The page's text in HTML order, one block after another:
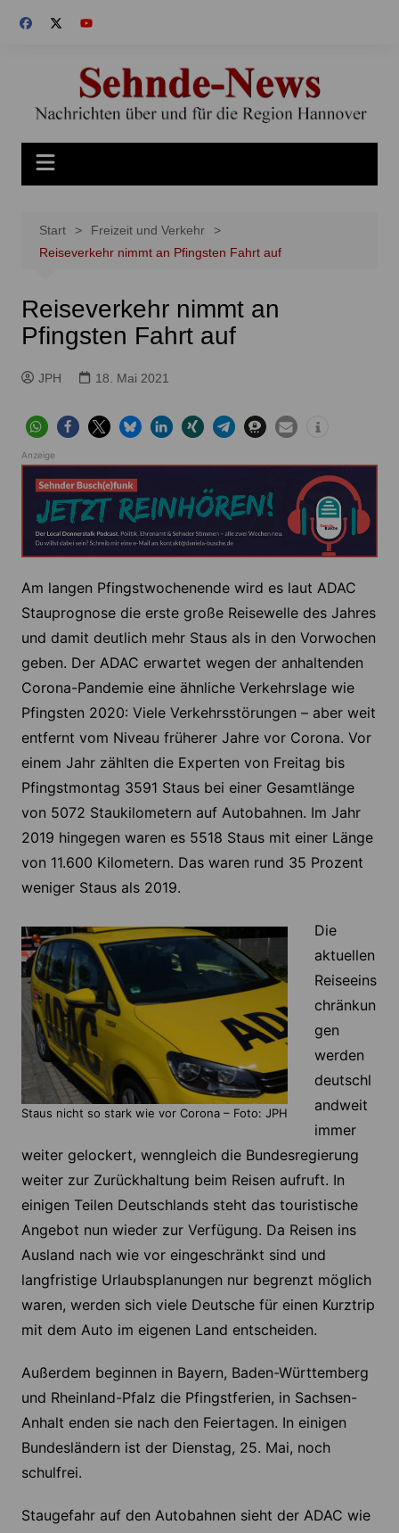
Inhalt
Start
Freizeit und Verkehr
Reiseverkehr nimmt an Pfingsten Fahrt auf
Reiseverkehr nimmt an
Pfingsten Fahrt auf
JPH 18. Mai 2021
Anzeige
Am langen Pfingstwochenende wird es laut ADAC
Stauprognose die erste große Reisewelle des Jahres
und damit deutlich mehr Staus als in den Vorwochen
geben. Der ADAC erwartet wegen der anhaltenden
Corona-Pandemie eine ähnliche Verkehrslage wie
Pfingsten 2020: Viele Verkehrsstörungen – aber weit
entfernt vom Niveau früherer Jahre vor Corona. Vor
einem Jahr zählten die Experten von Freitag bis
Pfingstmontag 3591 Staus bei einer Gesamtlänge
von 5072 Staukilometern auf Autobahnen. Im Jahr
2019 hingegen waren es 5518 Staus mit einer Länge
von 11.600 Kilometern. Das waren rund 35 Prozent
weniger Staus als 2019.
Staus nicht so stark wie vor Corona – Foto: JPH
Die
aktuellen
Reiseeins
chränkun
gen
werden
deutschl
andweit
immer
weiter gelockert, wenngleich die Bundesregierung
weiter zur Zurückhaltung beim Reisen aufruft. In
einigen Teilen Deutschlands steht das touristische
Angebot nun wieder zur Verfügung. Da Reisen ins
Ausland nach wie vor eingeschränkt sind und
langfristige Urlaubsplanungen nur begrenzt möglich
waren, werden sich viele Deutsche für einen Kurztrip
mit dem Auto im eigenen Land entscheiden.
Außerdem beginnen in Bayern, Baden-Württemberg
und Rheinland-Pfalz die Pfingstferien, in Sachsen-
Anhalt enden sie nach den Feiertagen. In einigen
Bundesländern ist der Dienstag, 25. Mai, noch
schulfrei.
Staugefahr auf den Autobahnen sieht der ADAC wie